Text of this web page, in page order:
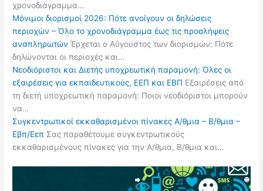
χρονοδιάγραμμα…
Μόνιμοι διορισμοί 2026: Πότε ανοίγουν οι δηλώσεις
περιοχών – Όλο το χρονοδιάγραμμα έως τις προσλήψεις
αναπληρωτών Έρχεται ο Αύγουστος των διορισμών: Πότε
δηλώνονται οι περιοχές και…
Νεοδιόριστοι και Διετής υποχρεωτική παραμονή: Όλες οι
εξαιρέσεις για εκπαιδευτικούς, ΕΕΠ και ΕΒΠ Εξαιρέσεις από
τη διετή υποχρεωτική παραμονή: Ποιοι νεοδιόριστοι μπορούν
να…
Συγκεντρωτικοί εκκαθαρισμένοι πίνακες Α/θμια – Β/θμια –
Εβπ/Εεπ Σας παραθέτουμε συγκεντρωτικούς
εκκαθαρισμένους πίνακες για την Α/θμια, Β/θμια και…